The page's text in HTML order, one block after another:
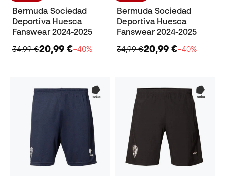
Bermuda Sociedad
Deportiva Huesca
Fanswear 2024-2025
34,99 €20,99 €−40%
Bermuda Sociedad
Deportiva Huesca
Fanswear 2024-2025
34,99 €20,99 €−40%